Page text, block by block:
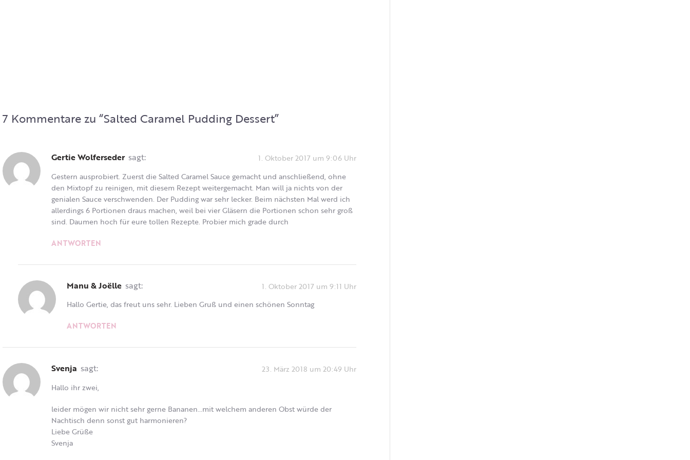
7 Kommentare zu “Salted Caramel Pudding Dessert”
Gertie Wolferseder sagt:
1. Oktober 2017 um 9:06 Uhr
Gestern ausprobiert. Zuerst die Salted Caramel Sauce gemacht und anschließend, ohne
den Mixtopf zu reinigen, mit diesem Rezept weitergemacht. Man will ja nichts von der
genialen Sauce verschwenden. Der Pudding war sehr lecker. Beim nächsten Mal werd ich
allerdings 6 Portionen draus machen, weil bei vier Gläsern die Portionen schon sehr groß
sind. Daumen hoch für eure tollen Rezepte. Probier mich grade durch
ANTWORTEN
Manu & Joëlle sagt:
1. Oktober 2017 um 9:11 Uhr
Hallo Gertie, das freut uns sehr. Lieben Gruß und einen schönen Sonntag
ANTWORTEN
Svenja sagt:
23. März 2018 um 20:49 Uhr
Hallo ihr zwei,
leider mögen wir nicht sehr gerne Bananen…mit welchem anderen Obst würde der
Nachtisch denn sonst gut harmonieren?
Liebe Grüße
Svenja